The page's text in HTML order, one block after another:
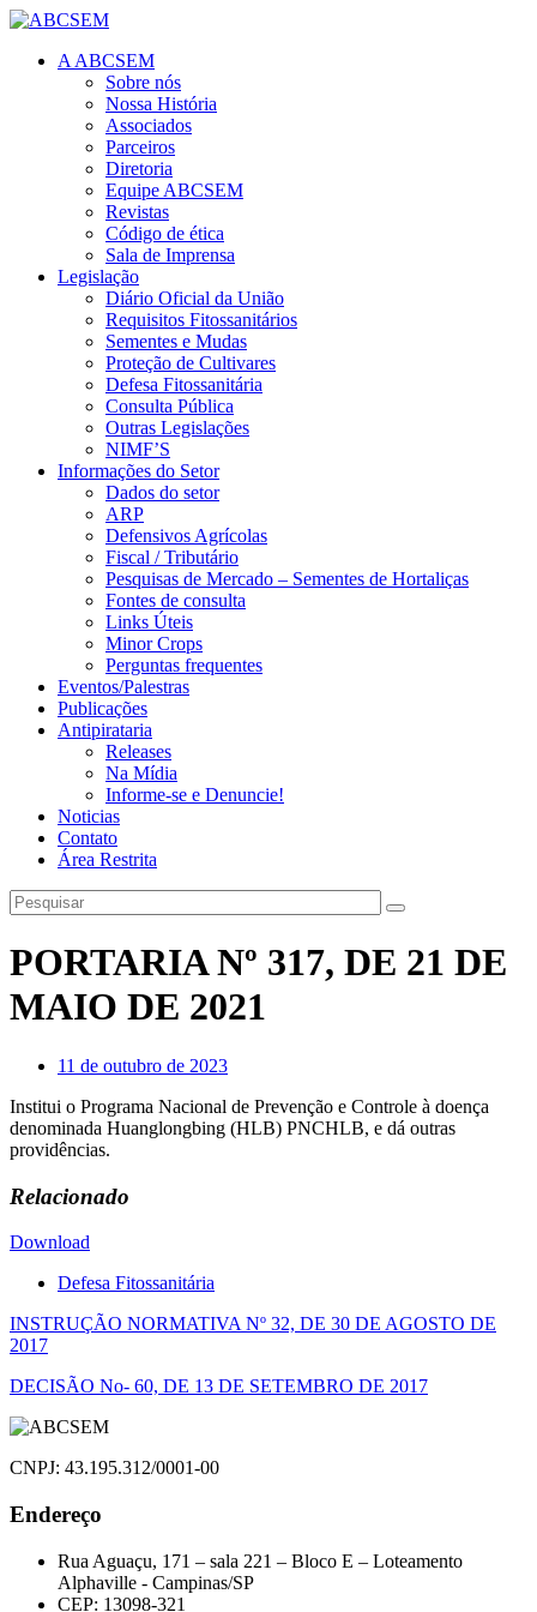
A ABCSEM
Sobre nós
Nossa História
Associados
Parceiros
Diretoria
Equipe ABCSEM
Revistas
Código de ética
Sala de Imprensa
Legislação
Diário Oficial da União
Requisitos Fitossanitários
Sementes e Mudas
Proteção de Cultivares
Defesa Fitossanitária
Consulta Pública
Outras Legislações
NIMF’S
Informações do Setor
Dados do setor
ARP
Defensivos Agrícolas
Fiscal / Tributário
Pesquisas de Mercado – Sementes de Hortaliças
Fontes de consulta
Links Úteis
Minor Crops
Perguntas frequentes
Eventos/Palestras
Publicações
Antipirataria
Releases
Na Mídia
Informe-se e Denuncie!
Noticias
Contato
Área Restrita
PORTARIA Nº 317, DE 21 DE
MAIO DE 2021
11 de outubro de 2023
Institui o Programa Nacional de Prevenção e Controle à doença
denominada Huanglongbing (HLB) PNCHLB, e dá outras
providências.
Relacionado
Download
Defesa Fitossanitária
Navegação
de
Post
INSTRUÇÃO NORMATIVA Nº 32, DE 30 DE AGOSTO DE
2017
DECISÃO No- 60, DE 13 DE SETEMBRO DE 2017
CNPJ: 43.195.312/0001-00
Endereço
Rua Aguaçu, 171 – sala 221 – Bloco E – Loteamento
Alphaville - Campinas/SP
CEP: 13098-321